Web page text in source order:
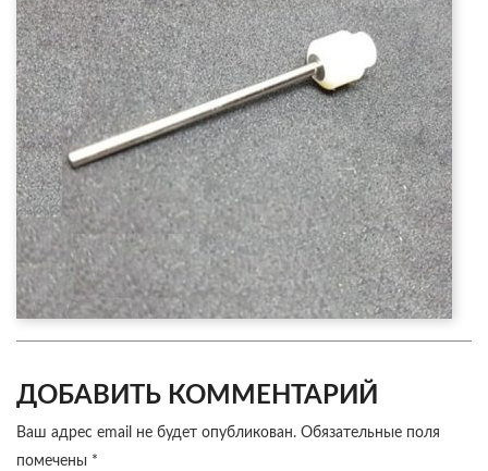
ДОБАВИТЬ КОММЕНТАРИЙ
Ваш адрес email не будет опубликован. Обязательные поля
помечены *